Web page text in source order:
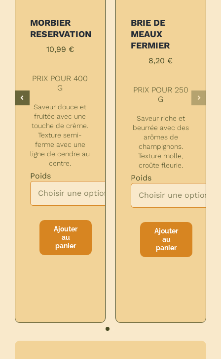
MORBIER
RESERVATION
10,99 €
PRIX POUR 400
G
Saveur douce et
fruitée avec une
touche de crème.
Texture semi-
ferme avec une
ligne de cendre au
centre.
Poids

Ajouter
au
panier
BRIE DE
MEAUX
FERMIER
8,20 €
PRIX POUR 250
G
Saveur riche et
beurrée avec des
arômes de
champignons.
Texture molle,
croûte fleurie.
Poids

Ajouter
au
panier